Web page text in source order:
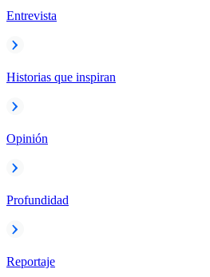
Entrevista
Historias que inspiran
Opinión
Profundidad
Reportaje